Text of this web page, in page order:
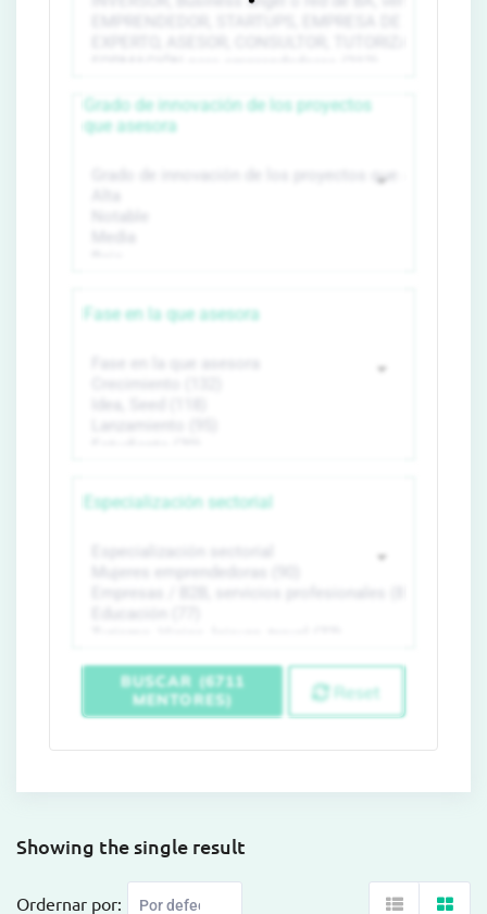
Grado de innovación de los proyectos
que asesora
Fase en la que asesora
Especialización sectorial
BUSCAR (6711
MENTORES)
Reset
Showing the single result
Ordernar por: